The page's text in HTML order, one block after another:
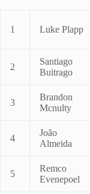
1 Luke Plapp
2
Santiago
Buitrago
3
Brandon
Mcnulty
4
João
Almeida
5
Remco
Evenepoel